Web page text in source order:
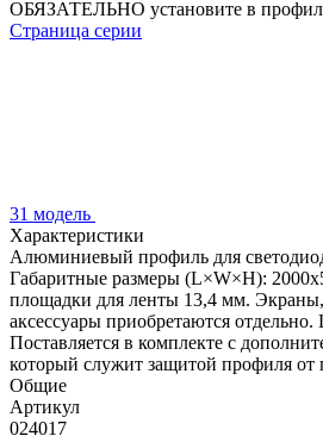
ОБЯЗАТЕЛЬНО установите в
Страница серии
31 модель
Характеристики
Алюминиевый профиль для
Габаритные размеры (L×W×H):
площадки для ленты 13,4 мм.
аксессуары приобретаются отдельно.
Поставляется в комплекте с
который служит защитой профиля
Общие
Артикул
024017